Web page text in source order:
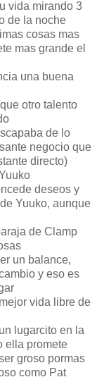
vida mirando 3
de la noche
cosas mas
mas grande el
una buena
otro talento
de lo
negocio que
directo)
deseos y
Yuuko, aunque
de Clamp
un balance,
y eso es
vida libre de
lugarcito en la
ella promete
groso pormas
como Pat